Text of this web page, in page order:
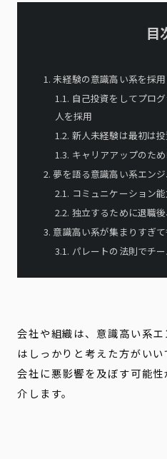
目
1.未経験の意識高い系を採
1.1. 自己投資をしてプロ
人を採用
1.2. 新人未経験は最初は
1.3. キャリアアップのた
2. 夢を語る意識高い系エン
2.1. コミュニケーション
2.2. 独立するために退職
3. 意識高い系が集まりすぎ
3.1. パレートの法則でチ
会社や組織は、意識高い系
はしっかりと考えた方がい
会社に悪影響を及ぼす可能
介します。